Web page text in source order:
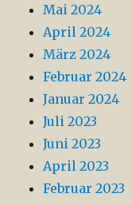
Mai 2024
April 2024
März 2024
Februar 2024
Januar 2024
Juli 2023
Juni 2023
April 2023
Februar 2023